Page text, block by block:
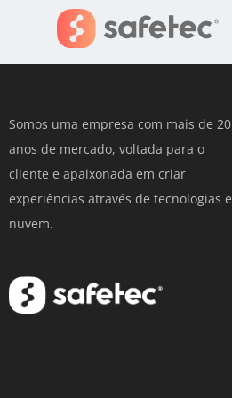
Somos uma empresa com mais de 20
anos de mercado, voltada para o
cliente e apaixonada em criar
experiências através de tecnologias
nuvem.